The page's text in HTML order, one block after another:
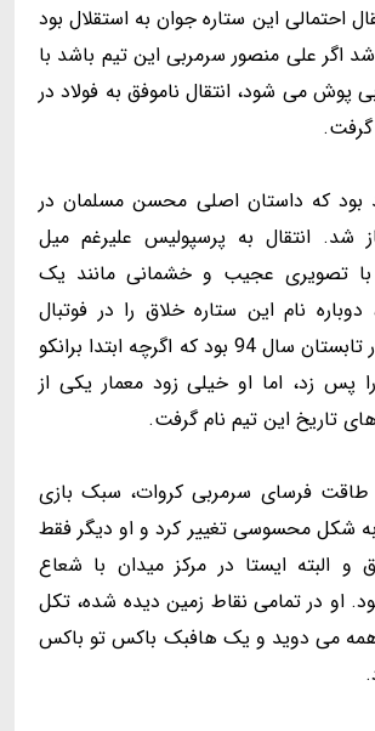
احتمالی این ستاره جوان به استقلال بود
اگر علی منصور سرمربی این تیم باشد با
پوش می شود، انتقال ناموفق به فولاد در
گرفت.
بود که داستان اصلی محسن مسلمان در
شد. انتقال به پرسپولیس علیرغم میل
با تصویری عجیب و خشمانی مانند یک
نام این ستاره خلاق را در فوتبال
ایران ترند کرد. در تابستان سال 94 بود که اگرچه ابتدا برانکو
پس زد، اما او خیلی زود معمار یکی از
تاریخ این تیم نام گرفت.
طاقت فرسای سرمربی کروات، سبک بازی
شکل محسوسی تغییر کرد و او دیگر فقط
البته ایستا در مرکز میدان با شعاع
او در تمامی نقاط زمین دیده شده، تکل
همه می دوید و یک هافبک باکس تو باکس